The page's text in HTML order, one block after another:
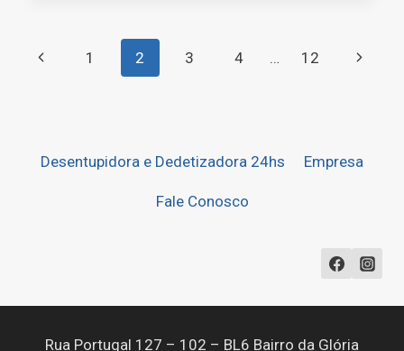
Navegação
Página
1 2 3 4 … 12
Página
Desentupidora e Dedetizadora 24hs Empresa
Fale Conosco
Rua Portugal 127 – 102 – BL6 Bairro da Glória